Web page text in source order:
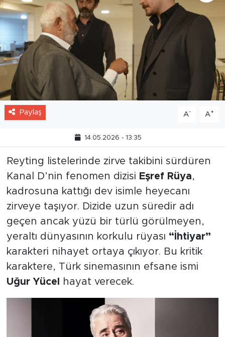
Paylaş A- A+
14.05.2026 - 13:35
Reyting listelerinde zirve takibini sürdüren
Kanal D’nin fenomen dizisi Eşref Rüya,
kadrosuna kattığı dev isimle heyecanı
zirveye taşıyor. Dizide uzun süredir adı
geçen ancak yüzü bir türlü görülmeyen,
yeraltı dünyasının korkulu rüyası “İhtiyar”
karakteri nihayet ortaya çıkıyor. Bu kritik
karaktere, Türk sinemasının efsane ismi
Uğur Yücel
hayat verecek.